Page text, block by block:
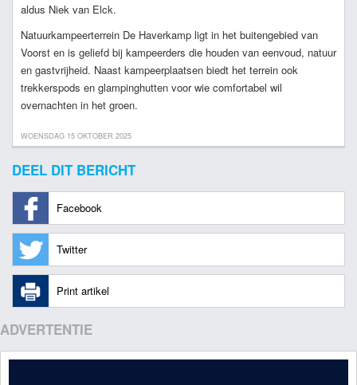
aldus Niek van Elck.
Natuurkampeerterrein De Haverkamp ligt in het buitengebied van
Voorst en is geliefd bij kampeerders die houden van eenvoud, natuur
en gastvrijheid. Naast kampeerplaatsen biedt het terrein ook
trekkerspods en glampinghutten voor wie comfortabel wil
overnachten in het groen.
WOENSDAG 15 OKTOBER 2025
DEEL DIT BERICHT
Facebook
Twitter
Print artikel
ADVERTENTIE